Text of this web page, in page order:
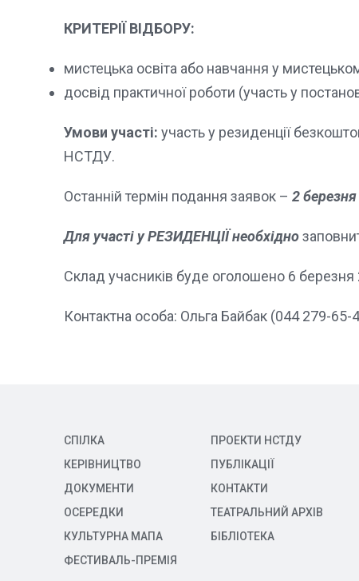
КРИТЕРІЇ ВІДБОРУ:
мистецька освіта або навчання у
досвід практичної роботи (участь у
Умови участі: участь у резиденції
НСТДУ.
Останній термін подання заявок – 2
Для участі у РЕЗИДЕНЦІЇ необхідно
Склад учасників буде оголошено 6 березня
Контактна особа: Ольга Байбак (044 279-65-
СПІЛКА
КЕРІВНИЦТВО
ДОКУМЕНТИ
ОСЕРЕДКИ
КУЛЬТУРНА МАПА
ФЕСТИВАЛЬ-ПРЕМІЯ
ПРОЕКТИ НСТДУ
ПУБЛІКАЦІЇ
КОНТАКТИ
ТЕАТРАЛЬНИЙ АРХІВ
БІБЛІОТЕКА